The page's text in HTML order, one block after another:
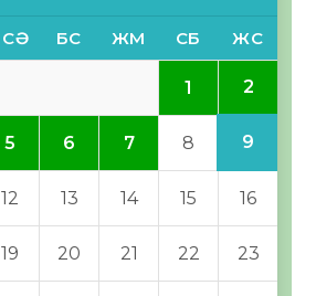
СӘ БС ЖМ СБ ЖС
1 2
5 6 7 8 9
12 13 14 15 16
19 20 21 22 23